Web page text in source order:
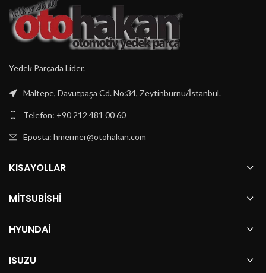
Yedek Parçada Lider.
Maltepe, Davutpaşa Cd. No:34, Zeytinburnu/İstanbul.
Telefon: +90 212 481 00 60
Eposta: hmermer@otohakan.com
KISAYOLLAR
MITSUBISHI
HYUNDAI
ISUZU